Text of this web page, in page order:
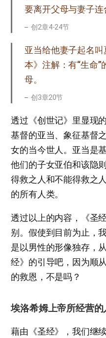
要离开父母与妻子连
创2章4-24节
亚当给他妻子起名叫
本》注解：有“生命”
母。
创3章20节
透过《创世记》里显现
基督的亚当、象征基督
女的当今世人。亚当是
他们的子女亚伯和该隐
得救之人和不能得救之
的所有人类。
透过以上的内容，《圣
别。假使到目前为止，
是以男性的形像独存，
经》的引导吧，因为顺
的救恩，不是吗？
埃洛希姆上帝所经营的
藉由《圣经》，我们继